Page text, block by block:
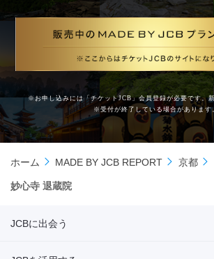
※お申し込みには「チケットJCB」会員登録が必要です。
※受付が終了している場合があります
ホーム MADE BY JCB REPORT 京都
妙心寺 退蔵院
JCBに出会う